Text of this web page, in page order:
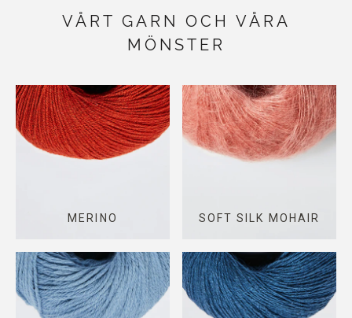
VÅRT GARN OCH VÅRA
MÖNSTER
MERINO SOFT SILK MOHAIR